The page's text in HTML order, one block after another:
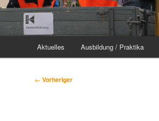
HauptmenüAktuelles Ausbildung / Praktika
Beitragsnavigation
← Vorheriger